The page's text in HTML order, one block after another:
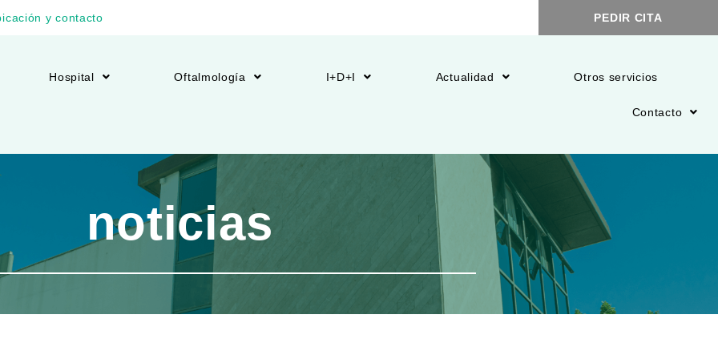
y contacto PEDIR CITA
Hospital Oftalmología I+D+I Actualidad Otros servicios
Contacto
noticias